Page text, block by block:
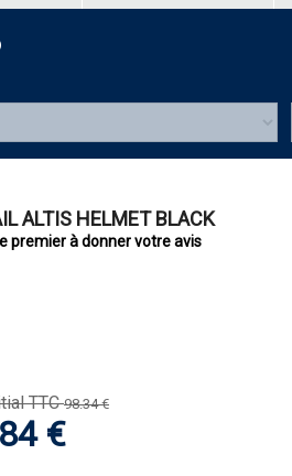
ALTIS HELMET BLACK
premier à donner votre avis
TTC98.34 €
€